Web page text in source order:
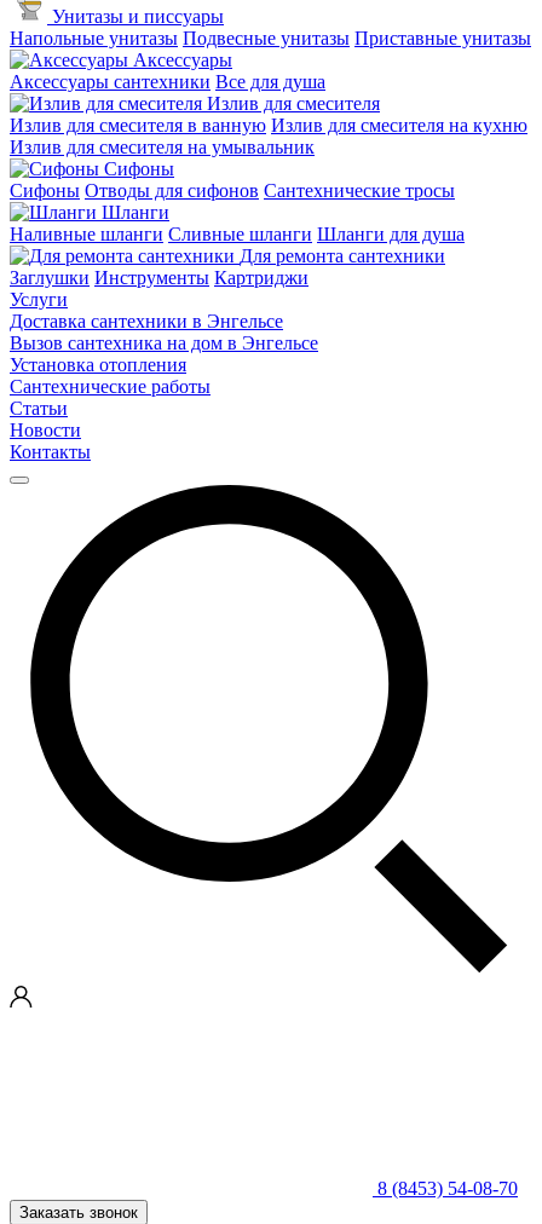
Унитазы и писсуары
Напольные унитазы Подвесные унитазы Приставные унитазы
Аксессуары
Аксессуары сантехники Все для душа
Излив для смесителя
Излив для смесителя в ванную Излив для смесителя на кухню
Излив для смесителя на умывальник
Сифоны
Сифоны Отводы для сифонов Сантехнические тросы
Шланги
Наливные шланги Сливные шланги Шланги для душа
Для ремонта сантехники
Заглушки Инструменты Картриджи
Услуги
Доставка сантехники в Энгельсе
Вызов сантехника на дом в Энгельсе
Установка отопления
Сантехнические работы
Статьи
Новости
Контакты
8 (8453) 54-08-70
Заказать звонок